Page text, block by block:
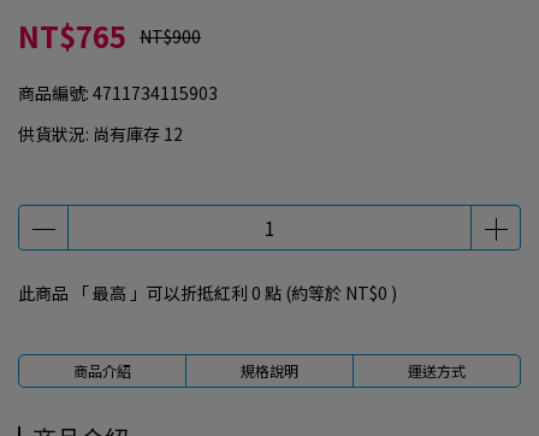
NT$765 NT$900
商品編號: 4711734115903
供貨狀況: 尚有庫存 12
此商品 「 最高 」可以折抵紅利 0 點 (約等於 NT$0 )
商品介紹 規格說明 運送方式